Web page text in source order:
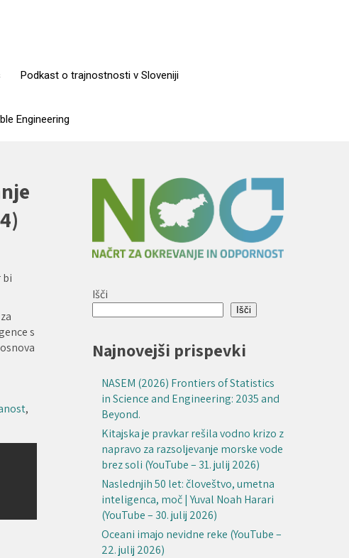
Podkast o trajnostnosti v Sloveniji
Engineering
bi
s
,
Išči
Išči
Najnovejši prispevki
NASEM (2026) Frontiers of Statistics
in Science and Engineering: 2035 and
Beyond.
Kitajska je pravkar rešila vodno krizo z
napravo za razsoljevanje morske vode
brez soli (YouTube – 31. julij 2026)
Naslednjih 50 let: človeštvo, umetna
inteligenca, moč | Yuval Noah Harari
(YouTube – 30. julij 2026)
Oceani imajo nevidne reke (YouTube –
22. julij 2026)